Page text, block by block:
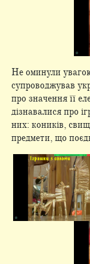
Не оминули
супроводжував
про значення її
дізнавалися про
них: коників,
предмети, що